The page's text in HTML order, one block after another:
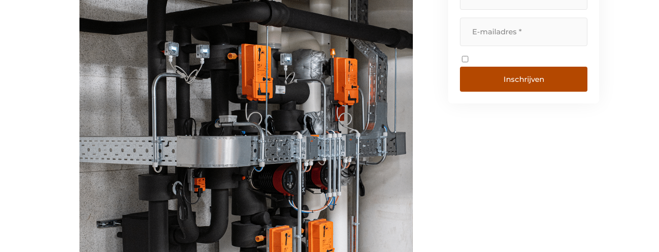
Inschrijven